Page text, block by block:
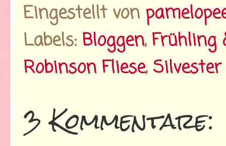
Eingestellt von
Labels: Bloggen, Frühling
Robinson Fliese,
3 Kommentare: